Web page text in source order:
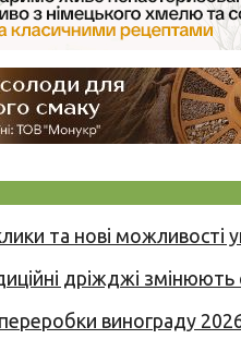
та нові можливості
дріжджі змінюють
винограду